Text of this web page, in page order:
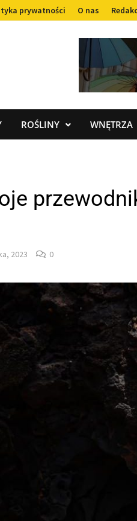
prywatności O nas
ROŚLINY WNĘTRZA
2023 0